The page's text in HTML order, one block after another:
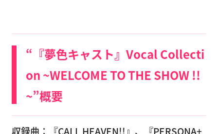
“『夢色キャスト』Vocal Collecti
on ~WELCOME TO THE SHOW !!
~”概要
収録曲：『CALL HEAVEN!!』、『PERSONA+